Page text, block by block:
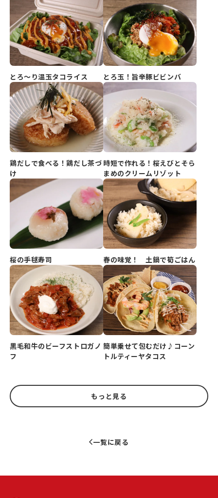
とろ～り温玉タコライス とろ玉！旨辛豚ビビンバ
鶏だしで食べる！鶏だし茶づ
け
時短で作れる！桜えびとそら
まめのクリームリゾット
桜の手毬寿司 春の味覚！ 土鍋で筍ごはん
黒毛和牛のビーフストロガノ
フ
簡単乗せて包むだけ♪コーン
トルティーヤタコス
もっと見る
一覧に戻る